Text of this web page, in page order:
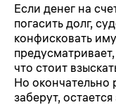
Если денег на
погасить долг,
конфисковать
что стоит
Но
заберут,